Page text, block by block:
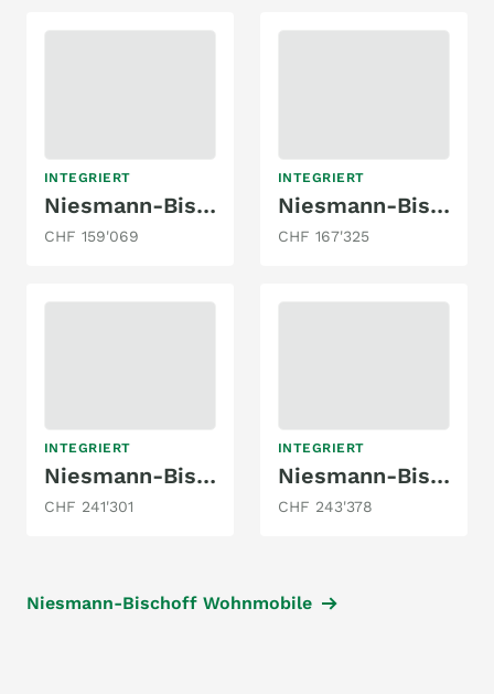
INTEGRIERT
Niesmann-Bischoff iSmove 6.9E
CHF 159'069
INTEGRIERT
Niesmann-Bischoff iSmove 6.9E
CHF 167'325
INTEGRIERT
Niesmann-Bischoff Arto 78
CHF 241'301
INTEGRIERT
Niesmann-Bischoff Arto 88
CHF 243'378
Niesmann-Bischoff Wohnmobile